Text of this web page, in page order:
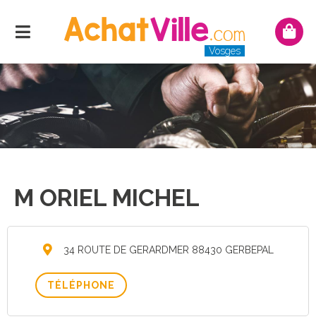
Menu
Vosges
Mon
M ORIEL MICHEL
34 ROUTE DE GERARDMER 88430 GERBEPAL
TÉLÉPHONE